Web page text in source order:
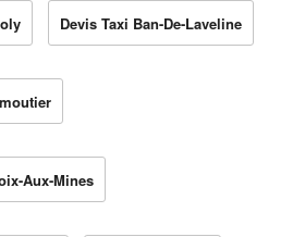
Devis Taxi Ban-De-Laveline
Aux-Mines